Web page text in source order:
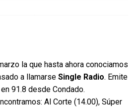
la que hasta ahora conociamos
a llamarse Single Radio. Emite
91.8 desde Condado.
Al Corte (14.00), Súper